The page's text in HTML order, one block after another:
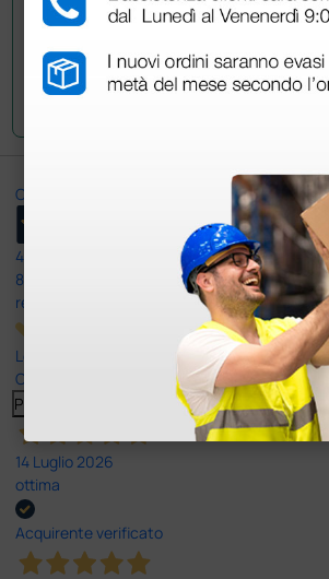
Invia la tua domanda
Ottimo
4,6
8.330
recensioni
Le nostre recensioni a 4 e 5 stelle.
Clicca qui per leggerle tutte >
Precedente
Successivo
14 Luglio 2026
ottima
Acquirente verificato